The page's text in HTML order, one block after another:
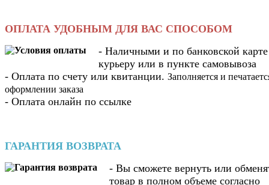
ОПЛАТА УДОБНЫМ ДЛЯ ВАС СПОСОБОМ
- Наличными и по банковской карте
курьеру или в пункте самовывоза
- Оплата по счету или квитанции. Заполняется и
оформлении заказа
- Оплата онлайн по ссылке
ГАРАНТИЯ ВОЗВРАТА
- Вы cможете вернуть или
товар в полном объеме согласно